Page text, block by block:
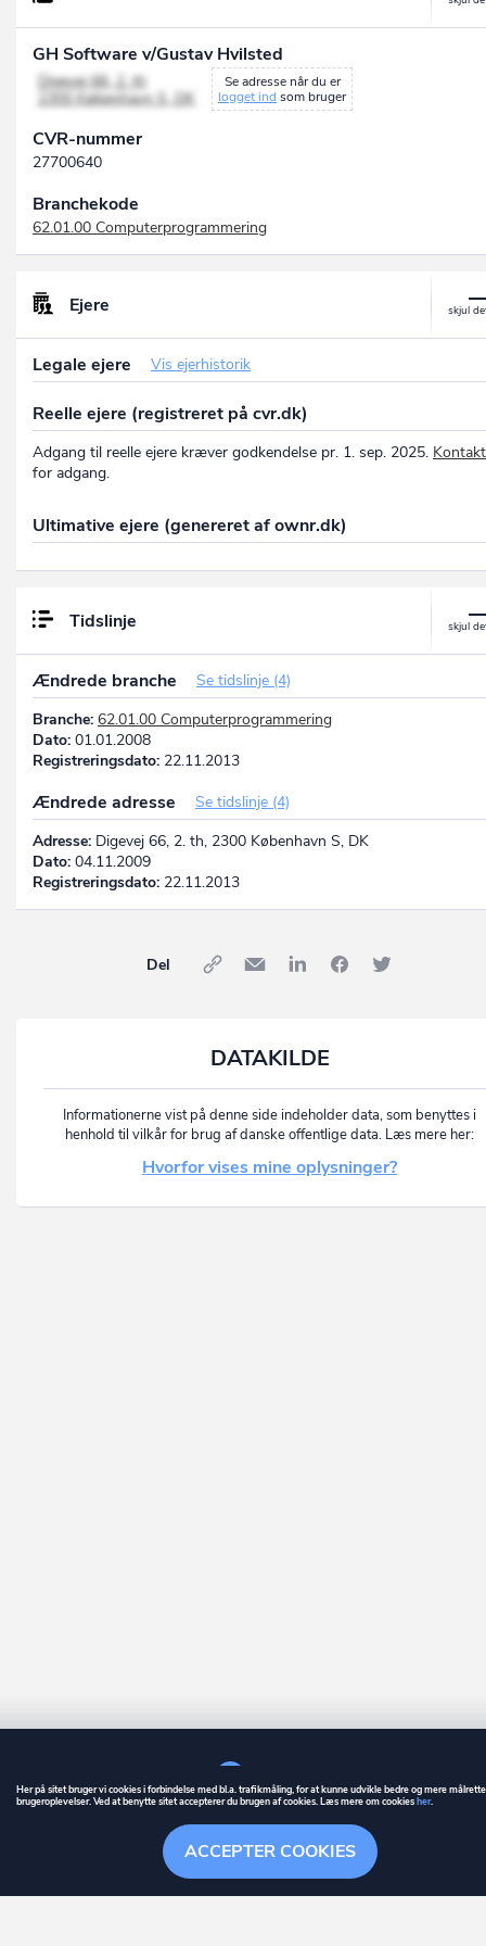
Søgehistorik Menu
GH Software v/Gustav Hvilsted
Digevej 66, 2. th
2300 København S, DK
Se adresse når du er
logget ind som bruger
CVR-nummer
27700640
Branchekode
62.01.00 Computerprogrammering
Ejere
Legale ejere Vis ejerhistorik
Reelle ejere (registreret på cvr.dk)
Adgang til reelle ejere kræver godkendelse pr. 1. sep. 2025.
for adgang.
Ultimative ejere (genereret af ownr.dk)
Tidslinje
Ændrede branche
Se tidslinje (4)
Branche: 62.01.00 Computerprogrammering
Dato: 01.01.2008
Registreringsdato: 22.11.2013
Ændrede adresse
Se tidslinje (4)
Adresse: Digevej 66, 2. th, 2300 København S, DK
Dato: 04.11.2009
Registreringsdato: 22.11.2013
Del
DATAKILDE
Informationerne vist på denne side indeholder data, som benyttes i
henhold til vilkår for brug af danske offentlige data. Læs mere her:
Hvorfor vises mine oplysninger?
er et registreret varemærke tilhørende ownr ApS – CVR nr.: 36 40 88
Stationsparken 26. 2., 2600 Glostrup, info@ownr.dk
ACCEPTER COOKIES
Her på sitet bruger vi cookies i forbindelse med bl.a. trafikmåling, for at kunne udvikle bedre og mere
brugeroplevelser. Ved at benytte sitet accepterer du brugen af cookies. Læs mere om cookiesher.